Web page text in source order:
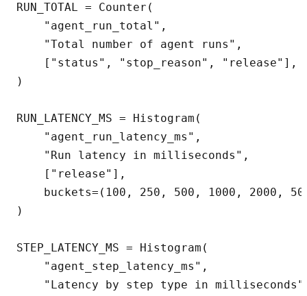
RUN_TOTAL = Counter(
    "agent_run_total",
    "Total number of agent runs",
    ["status", "stop_reason", "release"],
)
RUN_LATENCY_MS = Histogram(
    "agent_run_latency_ms",
    "Run latency in milliseconds",
    ["release"],
buckets=(100, 250, 500, 1000, 2000,
)
STEP_LATENCY_MS = Histogram(
    "agent_step_latency_ms",
"Latency by step type in